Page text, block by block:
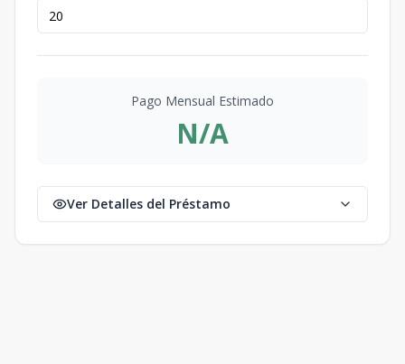
Pago Mensual Estimado
N/A
Ver Detalles del Préstamo